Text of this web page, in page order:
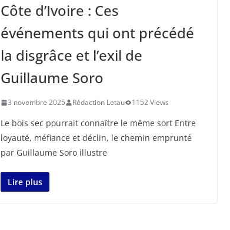
Côte d’Ivoire : Ces
événements qui ont précédé
la disgrâce et l’exil de
Guillaume Soro
3 novembre 2025 Rédaction Letau 1152 Views
Le bois sec pourrait connaître le même sort Entre
loyauté, méfiance et déclin, le chemin emprunté
par Guillaume Soro illustre
Lire plus